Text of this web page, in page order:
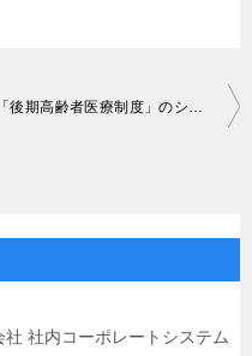
「後期高齢者医療制度」のシステム開発案件
社内コーポレートシステム